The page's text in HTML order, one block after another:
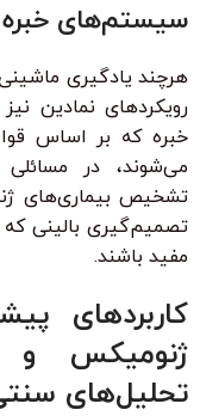
سیستم‌های خبره
هرچند یادگیری
رویکردهای نمادین
خبره که بر اساس
می‌شوند، در مسائلی
تشخیص بیماری‌های
تصمیم‌گیری بالینی که
مفید باشند.
کاربردهای
ژنومیکس و
تحلیل‌های